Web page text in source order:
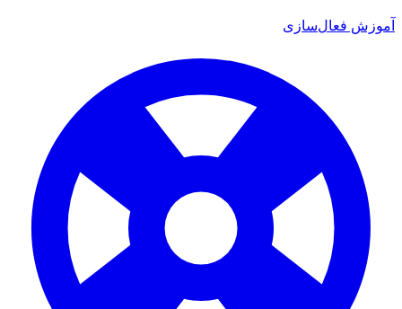
آموزش فعال‌سازی